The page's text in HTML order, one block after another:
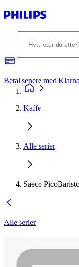
Betal senere med Klarna
Kaffe
Alle serier
Saeco
Alle serier